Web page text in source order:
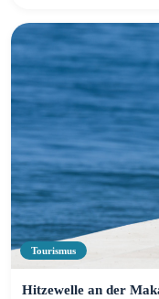
Tourismus
Hitzewelle an der